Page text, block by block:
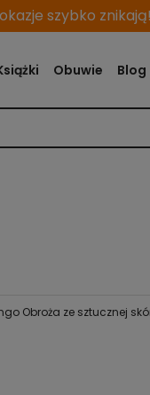
szybko znikają!
Obuwie Blog
Obroża ze sztucznej